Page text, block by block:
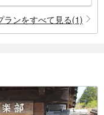
ランをすべて見る(1)